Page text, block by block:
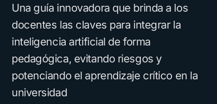
Una guía innovadora que brinda a los
docentes las claves para integrar la
inteligencia artificial de forma
pedagógica, evitando riesgos y
potenciando el aprendizaje crítico en la
universidad